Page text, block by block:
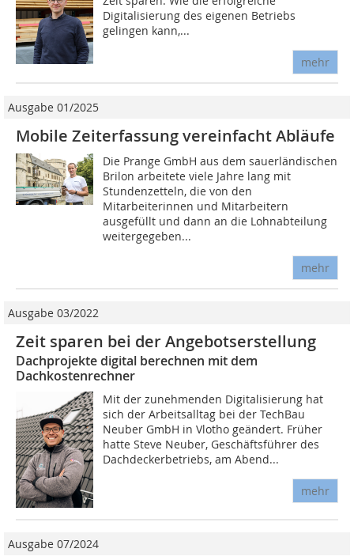
Digitalisierung des eigenen Betriebs
gelingen kann,...
mehr
Ausgabe 01/2025
Mobile Zeiterfassung vereinfacht Abläufe
Die Prange GmbH aus dem sauerländischen
Brilon arbeitete viele Jahre lang mit
Stundenzetteln, die von den
Mitarbeiterinnen und Mitarbeitern
ausgefüllt und dann an die Lohnabteilung
weitergegeben...
mehr
Ausgabe 03/2022
Zeit sparen bei der Angebotserstellung
Dachprojekte digital berechnen mit dem
Dachkostenrechner
Mit der zunehmenden Digitalisierung hat
sich der Arbeitsalltag bei der TechBau
Neuber GmbH in Vlotho geändert. Früher
hatte Steve Neuber, Geschäftsführer des
Dachdeckerbetriebs, am Abend...
mehr
Ausgabe 07/2024